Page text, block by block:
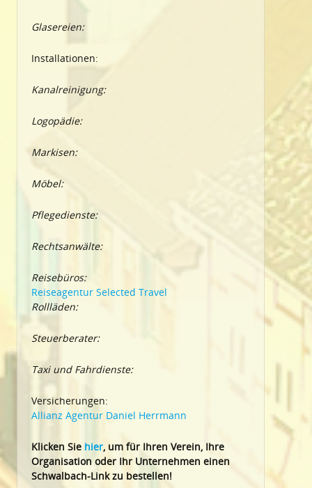
Glasereien:
Installationen:
Kanalreinigung:
Logopädie:
Markisen:
Möbel:
Pflegedienste:
Rechtsanwälte:
Reisebüros:
Reiseagentur Selected Travel
Rollläden:
Steuerberater:
Taxi und Fahrdienste:
Versicherungen:
Allianz Agentur Daniel Herrmann
Klicken Sie hier, um für Ihren Verein, Ihre
Organisation oder Ihr Unternehmen einen
Schwalbach-Link zu bestellen!